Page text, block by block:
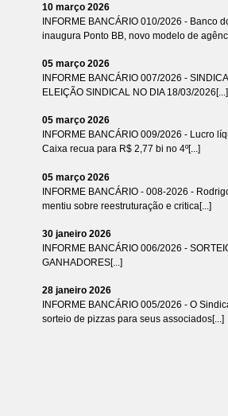
10 março 2026
INFORME BANCÁRIO 010/2026 - Banco
inaugura Ponto BB, novo modelo de
05 março 2026
INFORME BANCÁRIO 007/2026 -
ELEIÇÃO SINDICAL NO DIA 18/03/2026[...]
05 março 2026
INFORME BANCÁRIO 009/2026 - Lucro
Caixa recua para R$ 2,77 bi no 4º[...]
05 março 2026
INFORME BANCÁRIO - 008-2026 -
mentiu sobre reestruturação e critica[...]
30 janeiro 2026
INFORME BANCÁRIO 006/2026 -
GANHADORES[...]
28 janeiro 2026
INFORME BANCÁRIO 005/2026 - O
sorteio de pizzas para seus associados[...]